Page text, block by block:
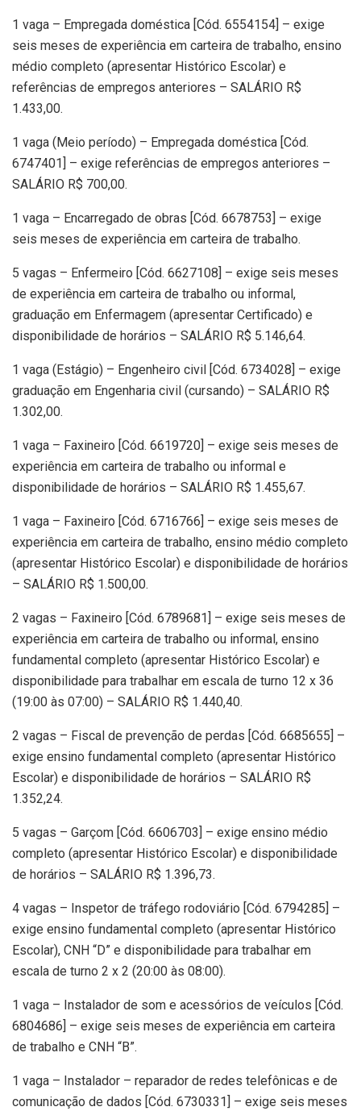
1 vaga – Empregada doméstica [Cód. 6554154] – exige
seis meses de experiência em carteira de trabalho, ensino
médio completo (apresentar Histórico Escolar) e
referências de empregos anteriores – SALÁRIO R$
1.433,00.
1 vaga (Meio período) – Empregada doméstica [Cód.
6747401] – exige referências de empregos anteriores –
SALÁRIO R$ 700,00.
1 vaga – Encarregado de obras [Cód. 6678753] – exige
seis meses de experiência em carteira de trabalho.
5 vagas – Enfermeiro [Cód. 6627108] – exige seis meses
de experiência em carteira de trabalho ou informal,
graduação em Enfermagem (apresentar Certificado) e
disponibilidade de horários – SALÁRIO R$ 5.146,64.
1 vaga (Estágio) – Engenheiro civil [Cód. 6734028] – exige
graduação em Engenharia civil (cursando) – SALÁRIO R$
1.302,00.
1 vaga – Faxineiro [Cód. 6619720] – exige seis meses de
experiência em carteira de trabalho ou informal e
disponibilidade de horários – SALÁRIO R$ 1.455,67.
1 vaga – Faxineiro [Cód. 6716766] – exige seis meses de
experiência em carteira de trabalho, ensino médio completo
(apresentar Histórico Escolar) e disponibilidade de horários
– SALÁRIO R$ 1.500,00.
2 vagas – Faxineiro [Cód. 6789681] – exige seis meses de
experiência em carteira de trabalho ou informal, ensino
fundamental completo (apresentar Histórico Escolar) e
disponibilidade para trabalhar em escala de turno 12 x 36
(19:00 às 07:00) – SALÁRIO R$ 1.440,40.
2 vagas – Fiscal de prevenção de perdas [Cód. 6685655] –
exige ensino fundamental completo (apresentar Histórico
Escolar) e disponibilidade de horários – SALÁRIO R$
1.352,24.
5 vagas – Garçom [Cód. 6606703] – exige ensino médio
completo (apresentar Histórico Escolar) e disponibilidade
de horários – SALÁRIO R$ 1.396,73.
4 vagas – Inspetor de tráfego rodoviário [Cód. 6794285] –
exige ensino fundamental completo (apresentar Histórico
Escolar), CNH “D” e disponibilidade para trabalhar em
escala de turno 2 x 2 (20:00 às 08:00).
1 vaga – Instalador de som e acessórios de veículos [Cód.
6804686] – exige seis meses de experiência em carteira
de trabalho e CNH “B”.
1 vaga – Instalador – reparador de redes telefônicas e de
comunicação de dados [Cód. 6730331] – exige seis meses